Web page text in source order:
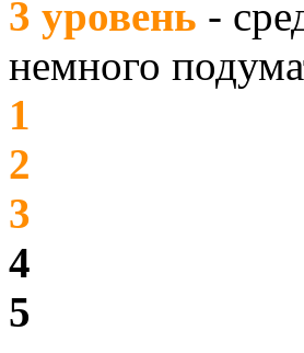
3 уровень -
немного
1
2
3
4
5